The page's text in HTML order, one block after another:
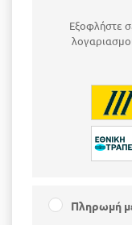
Εξοφλήστε
Πληρωμή